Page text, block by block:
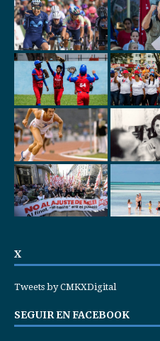
X
Tweets by CMKXDigital
SEGUIR EN FACEBOOK